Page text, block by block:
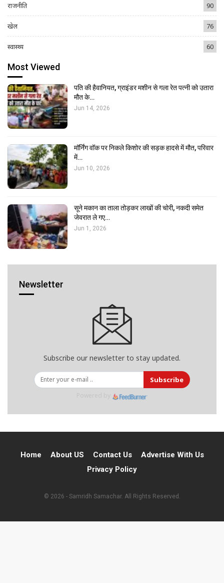
राजनीति 90
खेल 76
स्वास्थ्य 60
Most Viewed
पति की हैवानियत, ग्राइंडर मशीन से गला रेत पत्नी को उतारा
मौत के…
Jun 14, 2026
मॉर्निंग वॉक पर निकले किशोर की सड़क हादसे में मौत, परिवार
में…
Jun 10, 2026
सूने मकान का ताला तोड़कर लाखों की चोरी, नकदी समेत
जेवरात ले गए…
Jun 1, 2026
Newsletter
Subscribe our newsletter to stay updated.
Subscribe
Home About US Contact Us
Advertise With Us
Privacy Policy
© 2026 - Samridh Samachar. All Rights Reserved.